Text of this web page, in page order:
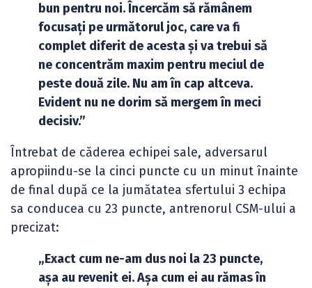
bun pentru noi. Încercăm să rămânem
focusați pe următorul joc, care va fi
complet diferit de acesta și va trebui să
ne concentrăm maxim pentru meciul de
peste două zile. Nu am în cap altceva.
Evident nu ne dorim să mergem în meci
decisiv.”
Întrebat de căderea echipei sale, adversarul
apropiindu-se la cinci puncte cu un minut înainte
de final după ce la jumătatea sfertului 3 echipa
sa conducea cu 23 puncte, antrenorul CSM-ului a
precizat:
„Exact cum ne-am dus noi la 23 puncte,
așa au revenit ei. Așa cum ei au rămas în